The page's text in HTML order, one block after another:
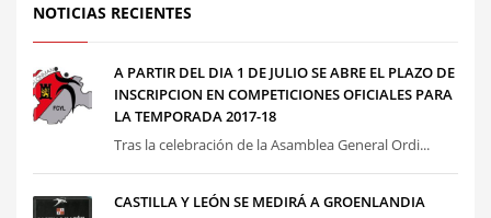
NOTICIAS RECIENTES
A PARTIR DEL DIA 1 DE JULIO SE ABRE EL PLAZO DE
INSCRIPCION EN COMPETICIONES OFICIALES PARA
LA TEMPORADA 2017-18
Tras la celebración de la Asamblea General Ordi...
CASTILLA Y LEÓN SE MEDIRÁ A GROENLANDIA